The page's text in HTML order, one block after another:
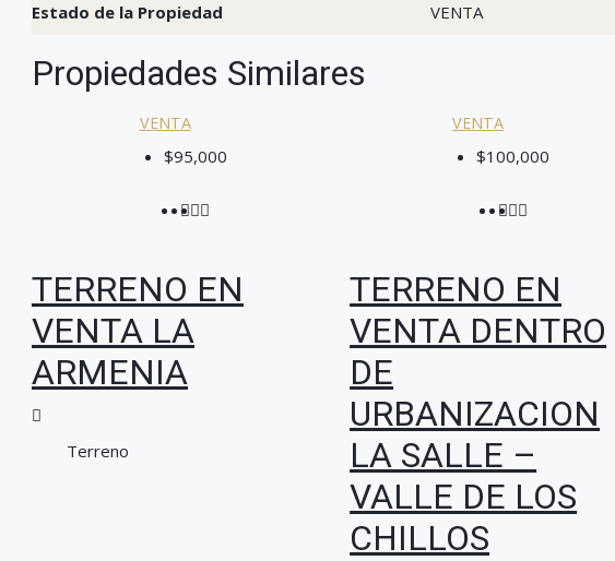
Estado de la Propiedad VENTA
Propiedades Similares
VENTA
$95,000
TERRENO EN
VENTA LA
ARMENIA
Terreno
VENTA
$100,000
TERRENO EN
VENTA DENTRO
DE
URBANIZACION
LA SALLE –
VALLE DE LOS
CHILLOS